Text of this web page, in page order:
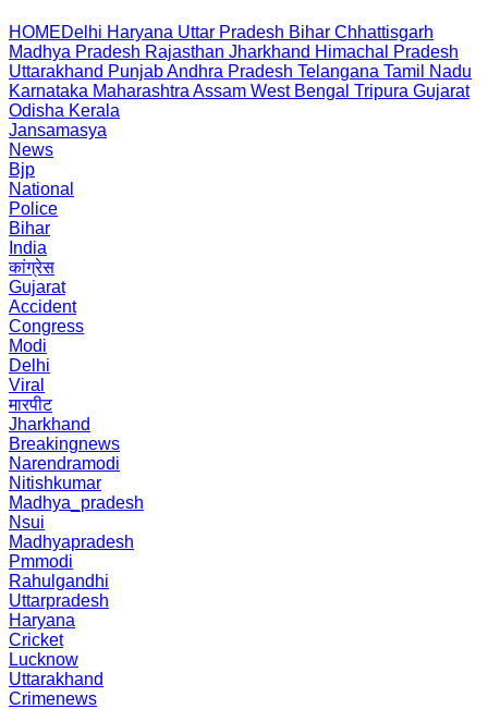
HOMEDelhi Haryana Uttar Pradesh Bihar Chhattisgarh
Madhya Pradesh Rajasthan Jharkhand Himachal Pradesh
Uttarakhand PunjabAndhra Pradesh Telangana Tamil Nadu
Karnataka Maharashtra Assam West Bengal Tripura Gujarat
Odisha Kerala
Jansamasya
News
Bjp
National
Police
Bihar
India
कांग्रेस
Gujarat
Accident
Congress
Modi
Delhi
Viral
मारपीट
Jharkhand
Breakingnews
Narendramodi
Nitishkumar
Madhya_pradesh
Nsui
Madhyapradesh
Pmmodi
Rahulgandhi
Uttarpradesh
Haryana
Cricket
Lucknow
Uttarakhand
Crimenews